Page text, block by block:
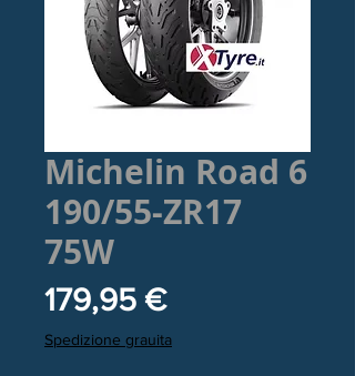
Michelin Road 6
190/55-ZR17
75W
179,95 €Prezzo
Spedizione grauita